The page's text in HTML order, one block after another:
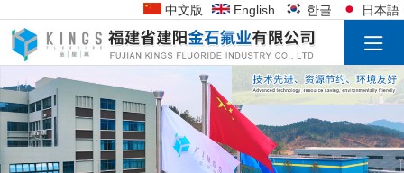
中文版 English 한글 日本語